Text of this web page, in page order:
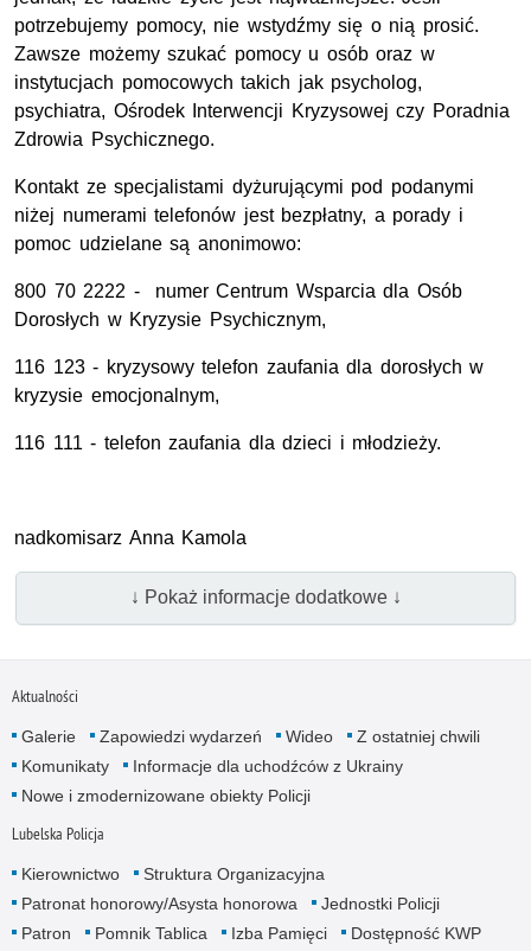
potrzebujemy pomocy, nie wstydźmy się o nią prosić.
Zawsze możemy szukać pomocy u osób oraz w
instytucjach pomocowych takich jak psycholog,
psychiatra, Ośrodek Interwencji Kryzysowej czy Poradnia
Zdrowia Psychicznego.
Kontakt ze specjalistami dyżurującymi pod podanymi
niżej numerami telefonów jest bezpłatny, a porady i
pomoc udzielane są anonimowo:
800 70 2222 - numer Centrum Wsparcia dla Osób
Dorosłych w Kryzysie Psychicznym,
116 123 - kryzysowy telefon zaufania dla dorosłych w
kryzysie emocjonalnym,
116 111 - telefon zaufania dla dzieci i młodzieży.
nadkomisarz Anna Kamola
↓ Pokaż informacje dodatkowe ↓
Aktualności
Galerie Zapowiedzi wydarzeń Wideo
Z ostatniej chwili
Komunikaty
Informacje dla uchodźców z Ukrainy
Nowe i zmodernizowane obiekty Policji
Lubelska Policja
Kierownictwo
Struktura Organizacyjna
Patronat honorowy/Asysta honorowa
Jednostki Policji
Patron
Pomnik Tablica Izba Pamięci Dostępność KWP